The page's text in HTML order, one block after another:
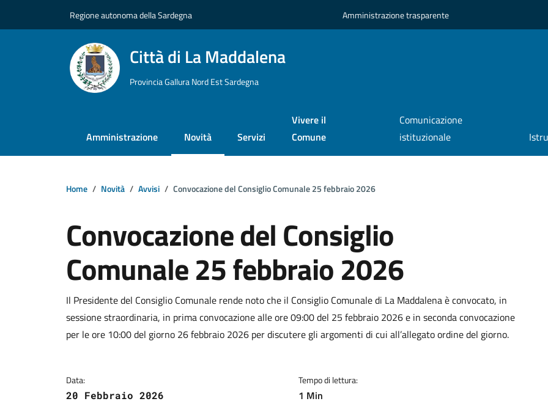
Regione autonoma della Sardegna Amministrazione trasparente
Città di La Maddalena
Provincia Gallura Nord Est Sardegna
Amministrazione Novità Servizi
Vivere il
Comune
Comunicazione
istituzionale
Home Novità Avvisi Convocazione del Consiglio Comunale 25 febbraio 2026
Convocazione del Consiglio
Comunale 25 febbraio 2026
Dettagli della notizia
Il Presidente del Consiglio Comunale rende noto che il Consiglio Comunale di La Maddalena è convocato, in
sessione straordinaria, in prima convocazione alle ore 09:00 del 25 febbraio 2026 e in seconda convocazione
per le ore 10:00 del giorno 26 febbraio 2026 per discutere gli argomenti di cui all’allegato ordine del giorno.
Data:
20 Febbraio 2026
Tempo di lettura:
1 Min